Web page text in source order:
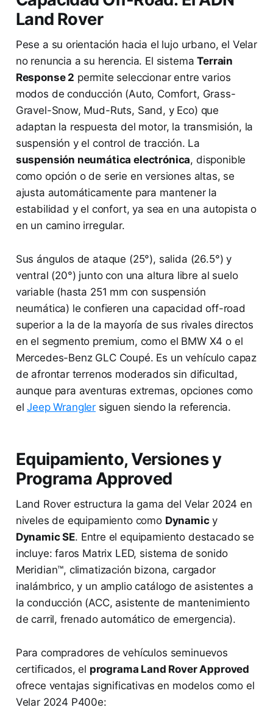
Land Rover
Pese a su orientación hacia el lujo urbano, el Velar
no renuncia a su herencia. El sistemaTerrain
Response 2 permite seleccionar entre varios
modos de conducción (Auto, Comfort, Grass-
Gravel-Snow, Mud-Ruts, Sand, y Eco) que
adaptan la respuesta del motor, la transmisión, la
suspensión y el control de tracción. La
suspensión neumática electrónica, disponible
como opción o de serie en versiones altas, se
ajusta automáticamente para mantener la
estabilidad y el confort, ya sea en una autopista o
en un camino irregular.
Sus ángulos de ataque (25°), salida (26.5°) y
ventral (20°) junto con una altura libre al suelo
variable (hasta 251 mm con suspensión
neumática) le confieren una capacidad off-road
superior a la de la mayoría de sus rivales directos
en el segmento premium, como el BMW X4 o el
Mercedes-Benz GLC Coupé. Es un vehículo capaz
de afrontar terrenos moderados sin dificultad,
aunque para aventuras extremas, opciones como
elJeep Wrangler siguen siendo la referencia.
Equipamiento, Versiones y
Programa Approved
Land Rover estructura la gama del Velar 2024 en
niveles de equipamiento como Dynamicy
Dynamic SE. Entre el equipamiento destacado se
incluye: faros Matrix LED, sistema de sonido
Meridian™, climatización bizona, cargador
inalámbrico, y un amplio catálogo de asistentes a
la conducción (ACC, asistente de mantenimiento
de carril, frenado automático de emergencia).
Para compradores de vehículos seminuevos
certificados, el programa Land Rover Approved
ofrece ventajas significativas en modelos como el
Velar 2024 P400e: